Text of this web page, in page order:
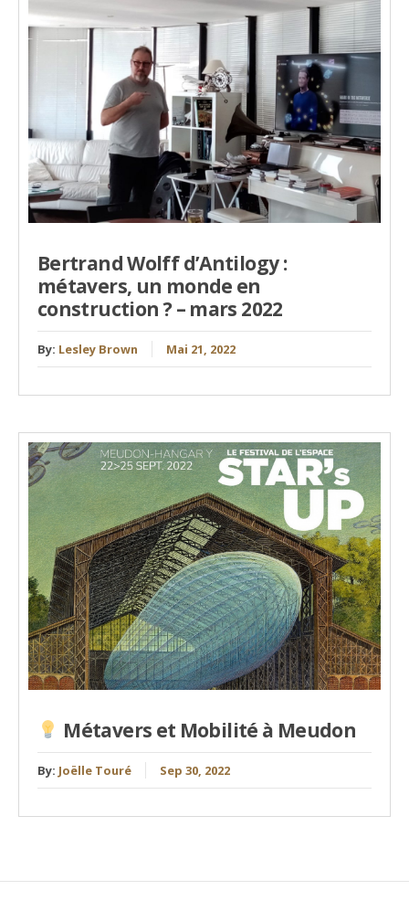
Bertrand Wolff d’Antilogy :
métavers, un monde en
construction ? – mars 2022
By: Lesley Brown Mai 21, 2022
Métavers et Mobilité à Meudon
By: Joëlle Touré Sep 30, 2022